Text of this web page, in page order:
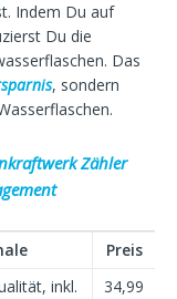
Indem Du auf
Du die
Das
, sondern
Zähler
Preis
inkl.
34,99